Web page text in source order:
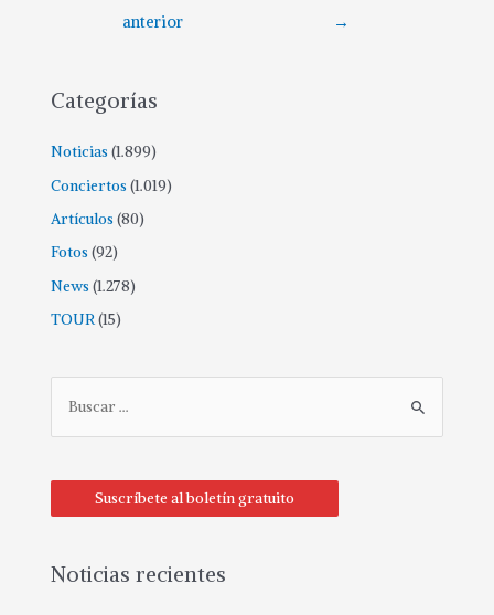
anterior
→
Categorías
Noticias (1.899)
Conciertos (1.019)
Artículos (80)
Fotos (92)
News (1.278)
TOUR(15)
Suscríbete al boletín gratuito
Noticias recientes